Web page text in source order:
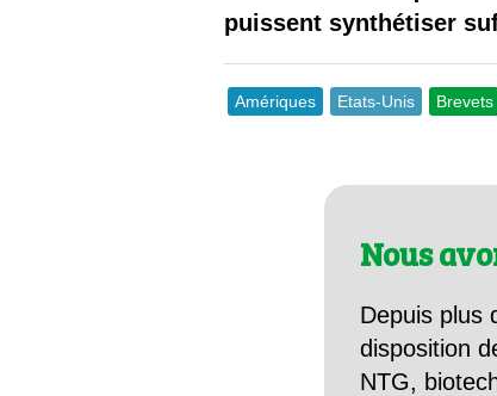
puissent synthétiser
Amériques Etats-Unis Brevets
Nous
Depuis plus
disposition
NTG,